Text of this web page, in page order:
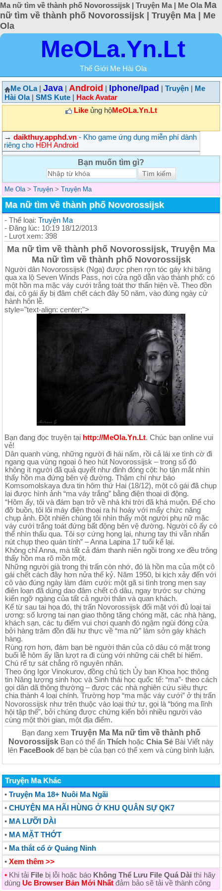
Ma nữ tìm về thành phố Novorossijsk | Truyện Ma | Me Ola Ma
nữ tìm về thành phố Novorossijsk | Truyện Ma | Me
Ola
MeOLa.Yn.Lt
Thế Giới Me Hài Ola
Me OLa| Java Android Iphone/Ipad Truyện
Me
Hài Ola| SMS Kute
Hack Avatar
Likeủng hộMeOLa.Yn.Lt
→ daikthuy.apphd.vn - Kho game ứng dụng miễn phí dành
riêng cho HĐH Android
Bạn muốn tìm gì?
Me Ola > Truyện > Truyện Ma
Ma nữ tìm về thành phố Novorossijsk
- Thể loại: Truyện Ma
- Đăng lúc: 10:19 18/12/2013
- Lượt xem: 398
Ma nữ tìm về thành phố Novorossijsk, Truyện Ma
Ma nữ tìm về thành phố Novorossijsk
Người dân Novorossijsk (Nga) được phen rợn tóc gáy khi băng
qua xa lộ Seven Winds Pass, nơi cửa ngõ dẫn vào thành phố: có
một hồn ma mặc váy cưới trắng toát thơ thẩn hiện về. Theo đồn
đại, cô gái ấy bị đâm chết cách đây 50 năm, vào đúng ngày cử
hành hôn lễ.
style="text-align: center;">
Bạn đang đọc truyện tại http://MeOla.Yn.Lt. Chúc bạn online vui
vẻ!
Dân quanh vùng, những người đi hái nấm, rồi cả lái xe tình cờ đi
ngang qua vùng ngoại ô heo hút Novorossijsk – trong số đó
không ít người đã quả quyết như đinh đóng cột: họ tận mắt nhìn
thấy hồn ma đứng bên vệ đường. Thậm chí như báo
Komsomolskaya đưa tin hôm thứ Hai (18/12), một cô gái đã chụp
lại được hình ảnh “ma váy trắng” bằng điện thoại di động.
“Hôm ấy, tôi và đám bạn trở về nhà khi trời đã khá muộn. Để cho
đỡ buồn, tôi lôi máy điện thoại ra hí hoáy với mấy chức năng
chụp ảnh. Đột nhiên chúng tôi nhìn thấy một người phụ nữ mặc
váy cưới trắng toát đứng bất động bên vệ đường. Người cô ấy có
thể nhìn thấu qua. Tôi sợ cứng họng lại, nhưng tay thì vẫn nhấn
nút chụp theo quán tính” – Anna Lapina 17 tuổi kể lại.
Không chỉ Anna, mà tất cả đám thanh niên ngồi trong xe đều trông
thấy hồn ma rõ mồn một.
Những người già trong thị trấn còn nhớ, đó là hồn ma của một cô
gái chết cách đây hơn nửa thế kỷ. Năm 1950, bi kịch xảy đến với
cô vào đúng ngày làm đám cưới: một gã si tình trong men say
điên loạn đã dùng dao đâm chết cô dâu, ngay trước sự chứng
kiến ngỡ ngàng của tất cả người thân và quan khách.
Kể từ sau tai họa đó, thị trấn Novorossijsk đối mặt với đủ loại tai
ương: số lượng tai nạn giao thông tăng chóng mặt, các nhà hàng,
khách sạn, các tụ điểm vui chơi quanh đó ngậm ngùi đóng cửa
bởi hàng trăm đồn đãi hư thực về “ma nữ” làm sởn gáy khách
hàng.
Rùng rợn hơn, đám bạn bè người thân của cô dâu có mặt trong
buổi lễ hôm ấy lần lượt ra đi cùng với những cái chết bí hiểm.
Chú rể tự sát chẳng rõ nguyên nhân.
Theo ông Igor Vinokurov, đồng chủ tịch Ủy ban Khoa học thông
tin Năng lượng sinh học và Sinh thái học quốc tế: “ma”- theo cách
gọi dân dã thông thường – được các nhà nghiên cứu siêu thực
chia thành 4 loại chính. Trường hợp “ma mặc váy cưới” ở thị trấn
Novorossijsk như trên thuộc vào loại thứ tư, gọi là “bóng ma lĩnh
hội tập thể”, bởi chúng được chứng kiến bởi nhiều người vào
cùng một thời gian, một địa điểm.
Bạn đang xem Truyện Ma Ma nữ tìm về thành phố
Novorossijsk Bạn có thể ấn Thích hoặc Chia Sẻ Bài Viết này
lên FaceBookđể bạn bè của bạn có thể xem và cùng bình luận.
Truyện Ma Khác
• Truyện Ma 18+ Nuôi Ma Ngãi
• CHUYỆN MA HÃI HÙNG Ở KHU QUÂN SỰ QK7
• MA LƯỠI DÀI
• MA MẶT THỚT
• Ma thắt cổ ở Quảng Ninh
• Xem thêm >>
• Khi tải File bị lỗi hoặc báo Không Thể Lưu File Quá Dài thì hãy
dùng Uc Browser Bản Mới Nhất đảm bảo sẽ tải về thành công